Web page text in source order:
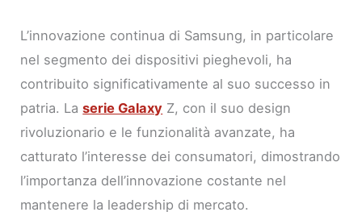
L’innovazione continua di Samsung, in particolare
nel segmento dei dispositivi pieghevoli, ha
contribuito significativamente al suo successo in
patria. Laserie Galaxy Z, con il suo design
rivoluzionario e le funzionalità avanzate, ha
catturato l’interesse dei consumatori, dimostrando
l’importanza dell’innovazione costante nel
mantenere la leadership di mercato.